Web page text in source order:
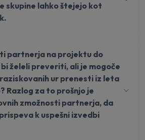
skupine lahko štejejo kot
partnerja na projektu do
želeli preveriti, ali je mogoče
ur prenesti iz leta
Razlog za to prošnjo je
zmožnosti partnerja, da
k uspešni izvedbi